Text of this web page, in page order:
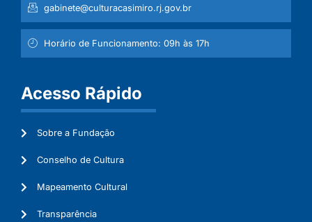
gabinete@culturacasimiro.rj.gov.br
Horário de Funcionamento: 09h às 17h
Acesso Rápido
Sobre a Fundação
Conselho de Cultura
Mapeamento Cultural
Transparência